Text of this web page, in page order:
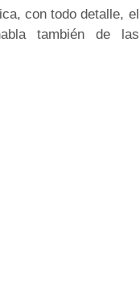
con todo detalle, el
también de las